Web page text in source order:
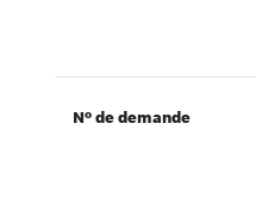
Nº de demande